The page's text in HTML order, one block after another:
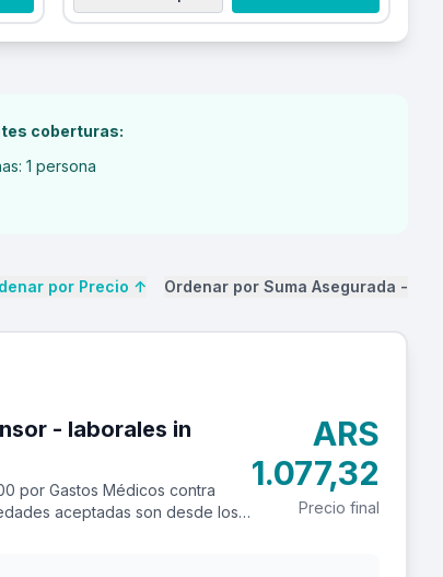
coberturas:
1 persona
por Precio ↑ Ordenar por Suma Asegurada -
in
por Gastos Médicos contra
aceptadas son desde los
ARS
1.077,32
Precio final